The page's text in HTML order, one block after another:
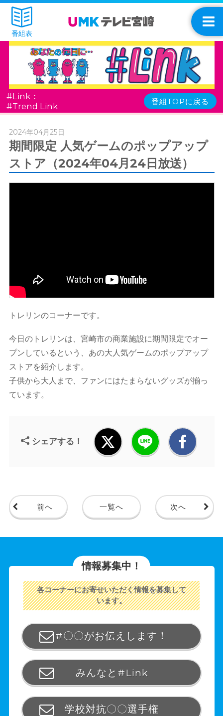
番組表
#Link：
#Trend Link
番組TOPに戻る
2024年04月25日
期間限定 人気ゲームのポップアップ
ストア（2024年04月24日放送）
トレリンのコーナーです。
今日のトレリンは、宮崎市の商業施設に期間限定でオー
プンしているという、あの大人気ゲームのポップアップ
ストアを紹介します。
子供から大人まで、ファンにはたまらないグッズが揃っ
ています。
シェアする！
前へ 一覧へ 次へ
情報募集中！
各コーナーにお寄せいただく情報を募集して
います。
#〇〇がお伝えします！
みんなと#Link
学校対抗〇〇選手権